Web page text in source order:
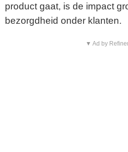
product gaat, is de impact
bezorgdheid onder klanten.
▼ Ad by